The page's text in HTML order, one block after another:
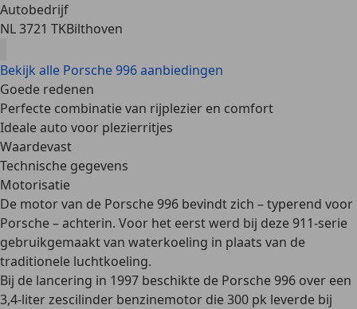
Autobedrijf
NL 3721 TKBilthoven
Bekijk alle Porsche 996 aanbiedingen
Goede redenen
Perfecte combinatie van rijplezier en comfort
Ideale auto voor plezierritjes
Waardevast
Technische gegevens
Motorisatie
De motor van de Porsche 996 bevindt zich – typerend voor
Porsche – achterin. Voor het eerst werd bij deze 911-serie
gebruikgemaakt van waterkoeling in plaats van de
traditionele luchtkoeling.
Bij de lancering in 1997 beschikte de Porsche 996 over een
3,4-liter zescilinder benzinemotor die 300 pk leverde bij